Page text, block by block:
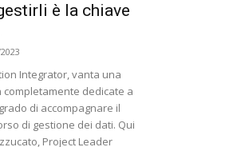
è la chiave
Integrator, vanta una
dedicate a
di accompagnare il
di gestione dei dati. Qui
Project Leader